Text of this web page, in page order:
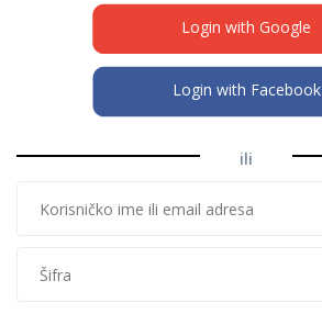
Login with Google
Login with Facebook
ili